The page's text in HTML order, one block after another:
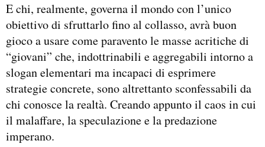
E chi, realmente, governa il mondo con l’unico
obiettivo di sfruttarlo fino al collasso, avrà buon
gioco a usare come paravento le masse acritiche di
“giovani” che, indottrinabili e aggregabili intorno a
slogan elementari ma incapaci di esprimere
strategie concrete, sono altrettanto sconfessabili da
chi conosce la realtà. Creando appunto il caos in cui
il malaffare, la speculazione e la predazione
imperano.